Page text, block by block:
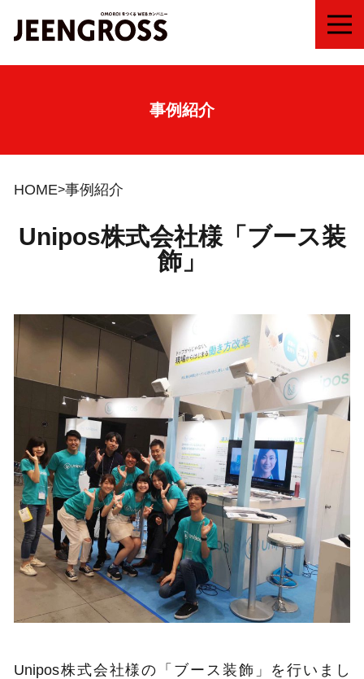
事例紹介
HOME 事例紹介
Unipos株式会社様「ブース装
飾」
Unipos株式会社様の「ブース装飾」を行いまし